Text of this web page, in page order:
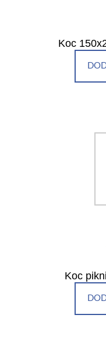
Koc
Koc